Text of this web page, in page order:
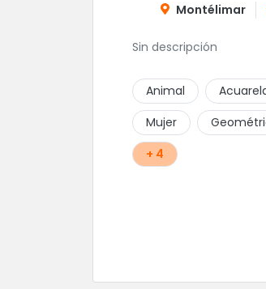
Montélimar
Sin descripción
Animal
Mujer
+ 4